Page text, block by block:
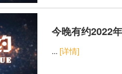
今晚有约2022
... [详情]